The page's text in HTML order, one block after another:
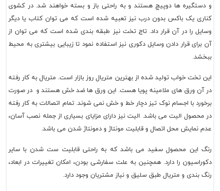
و دستگیره ها دوپیچ هستند و به راحتی باز و بسته خواهند شد. در کشوی
کناری یک باکس بدون درب نیز تعبیه شده است که می توان کتاب یا دیگر
وسایل را در آن قرار داد. تاج تخت نیز طبقه بندی شده است که می توان از
آن برای قرار دادن وسایل دکوری نیز استفاده نمود تا زیبایی بیشتری به محیط
ببخشد.
این تخت خواب تولید شده از بهترین متریال روز بازار است. متریال به کار رفته
در آن ورق های ملامینه پویا هست. این ورق ها ضد خش هستند و در صورت
برخورد با اجسام نوک تیز دچار خط و خش نمی شوند. تمام اتصالات به کار رفته
در محصول الیت می باشد. الیت نیز دارای مزایای بسیاری از جمله نصب آسان،
عدم نمایش محل اتصال و قابلیت مونتاژ و دمونتاژ شدن می باشد.
رنگ این محصول سفید می باشد که به راحتی قابلیت ست شدن با سایر
دکوراسیون را دارد. همچنین به علت سفارشی بودن، امکان تغییرات در ابعاد،
رنگ بندی و متریال طبق سلیق و نیاز مشتریان وجود دارد.